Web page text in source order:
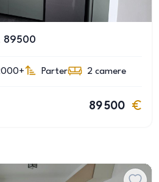
89500
Parter 2 camere
89 500